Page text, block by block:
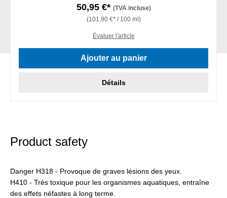
50,95 €* (TVA incluse)
(101,90 €* / 100 ml)
Évaluer l'article
Ajouter au panier
Détails
Product safety
Danger H318 - Provoque de graves lésions des yeux.
H410 - Très toxique pour les organismes aquatiques, entraîne
des effets néfastes à long terme.